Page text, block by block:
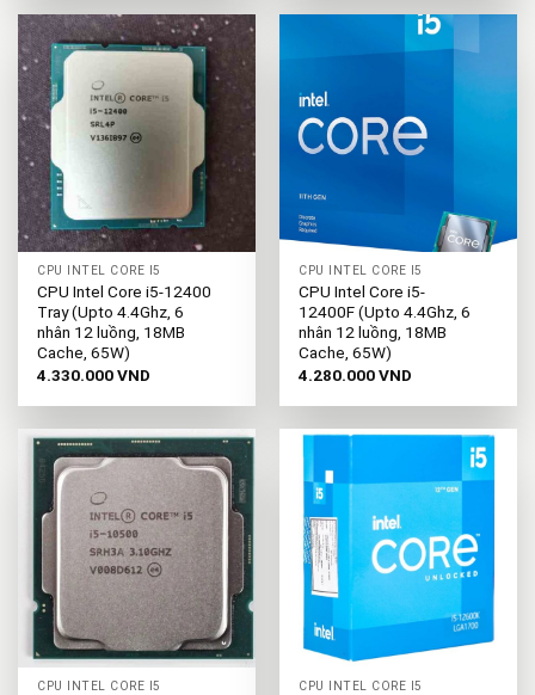
CPU INTEL CORE I5
CPU Intel Core i5-12400
Tray (Upto 4.4Ghz, 6
nhân 12 luồng, 18MB
Cache, 65W)
4.330.000VND
CPU INTEL CORE I5
CPU Intel Core i5-
12400F (Upto 4.4Ghz, 6
nhân 12 luồng, 18MB
Cache, 65W)
4.280.000VND
CPU INTEL CORE I5 CPU INTEL CORE I5